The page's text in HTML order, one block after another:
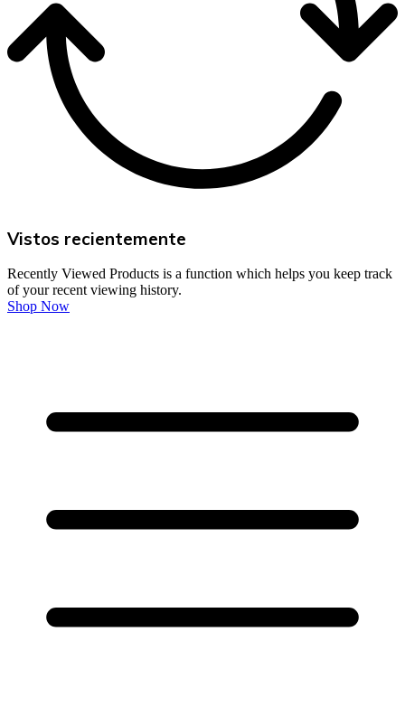
Vistos recientemente
Recently Viewed Products is a function which helps you keep track
of your recent viewing history.
Shop Now